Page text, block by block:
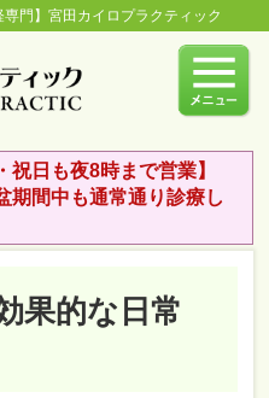
門】宮田カイロプラクティック
祝日も夜8時まで営業】
間中も通常通り診療し
果的な日常